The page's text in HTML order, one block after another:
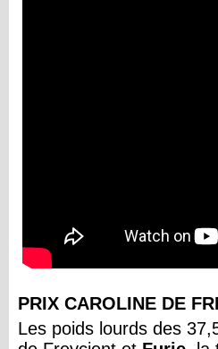
PRIX CAROLINE DE
Les poids lourds des